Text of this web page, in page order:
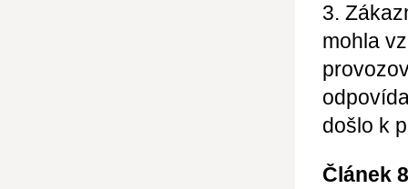
3.
mohla
došlo k
Článek